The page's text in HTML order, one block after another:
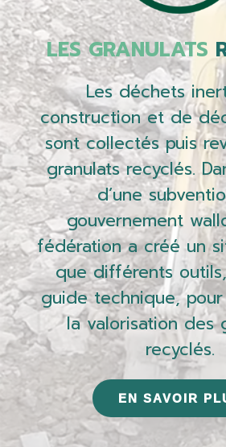
LES GRANULATS
Les déchets
construction et de
sont collectés puis
granulats recyclés.
d’une
gouvernement
fédération a créé un
que différents
guide technique,
la valorisation des
recyclés.
EN SAVOIR